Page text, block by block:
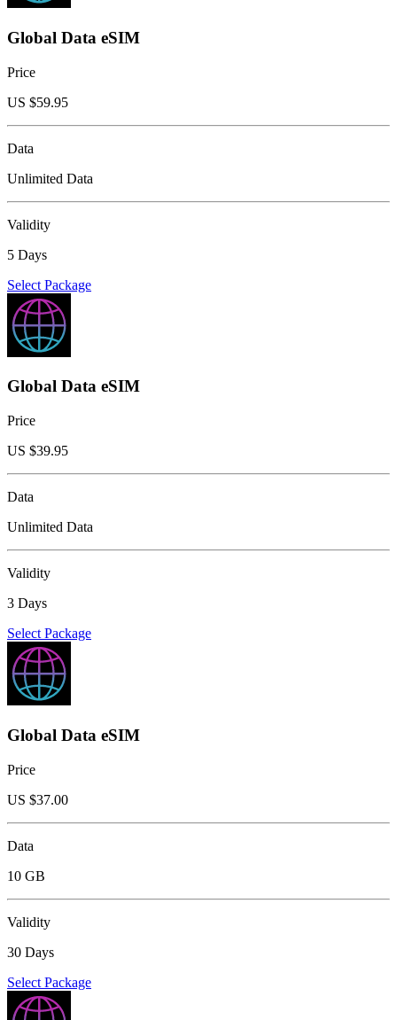
Global Data eSIM
Price
US $59.95
Data
Unlimited Data
Validity
5 Days
Select Package
Global Data eSIM
Price
US $39.95
Data
Unlimited Data
Validity
3 Days
Select Package
Global Data eSIM
Price
US $37.00
Data
10 GB
Validity
30 Days
Select Package